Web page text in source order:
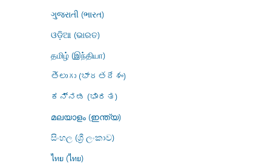
ગુજરાતી (ભારત)
ଓଡ଼ିଆ (ଭାରତ)
தமிழ் (இந்தியா)
తెలుగు (భారతదేశం)
ಕನ್ನಡ (ಭಾರತ)
മലയാളം (ഇന്ത്യ)
සිංහල (ශ්‍රී ලංකාව)
ไทย (ไทย)